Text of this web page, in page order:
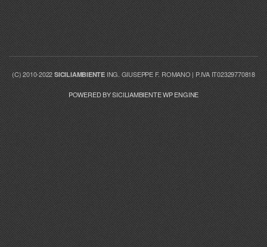
(C) 2010-2022SICILIAMBIENTEING. GIUSEPPE F. ROMANO | P.IVA IT02329770818
POWERED BY SICILIAMBIENTE WP ENGINE